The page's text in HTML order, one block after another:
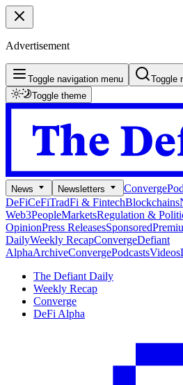
Advertisement
Toggle navigation menu
Toggle
Toggle theme
News Newsletters Converge
DeFiCeFiTradFi & FintechBlockchains
Web3PeopleMarketsRegulation &
OpinionPress ReleasesSponsored
DailyWeekly RecapConvergeDefiant
AlphaArchiveConvergePodcastsVideos
The Defiant Daily
Weekly Recap
Converge
DeFi Alpha